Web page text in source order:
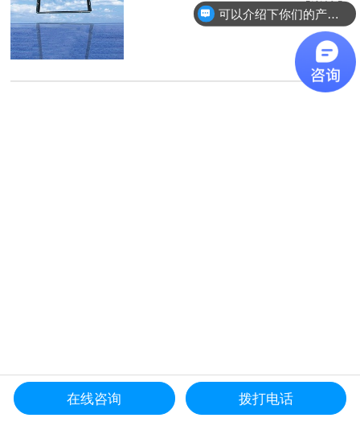
【详情】
更多产品导航
可以介绍下你们的产品么？
在线咨询 拨打电话